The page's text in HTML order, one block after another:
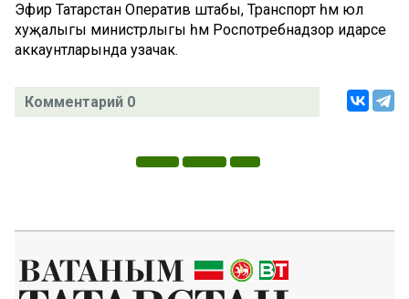
Эфир Татарстан Оператив штабы, Транспорт һәм юл
хуҗалыгы министрлыгы һәм Роспотребнадзор идарәсе
аккаунтларында узачак.
Комментарий 0